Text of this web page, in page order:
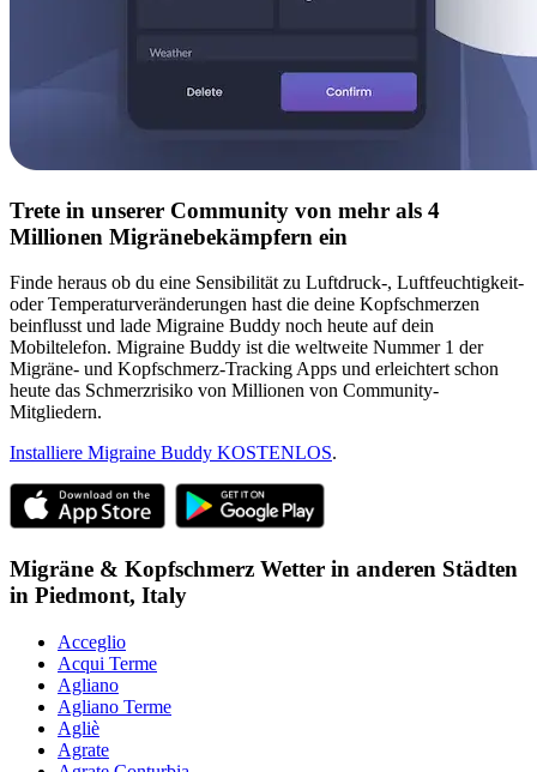
Trete in unserer Community von mehr als 4
Millionen Migränebekämpfern ein
Finde heraus ob du eine Sensibilität zu Luftdruck-, Luftfeuchtigkeit-
oder Temperaturveränderungen hast die deine Kopfschmerzen
beinflusst und lade Migraine Buddy noch heute auf dein
Mobiltelefon. Migraine Buddy ist die weltweite Nummer 1 der
Migräne- und Kopfschmerz-Tracking Apps und erleichtert schon
heute das Schmerzrisiko von Millionen von Community-
Mitgliedern.
Installiere Migraine Buddy KOSTENLOS.
Migräne & Kopfschmerz Wetter in anderen Städten
in Piedmont, Italy
Acceglio
Acqui Terme
Agliano
Agliano Terme
Agliè
Agrate